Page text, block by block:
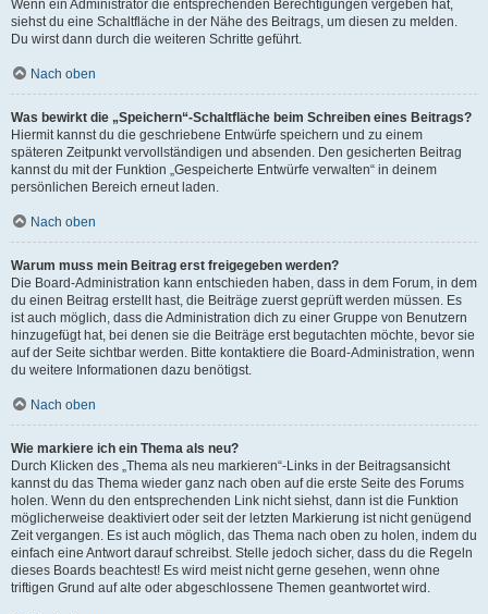
Wenn ein Administrator die entsprechenden Berechtigungen vergeben hat,
siehst du eine Schaltfläche in der Nähe des Beitrags, um diesen zu melden.
Du wirst dann durch die weiteren Schritte geführt.
Nach oben
Was bewirkt die „Speichern“-Schaltfläche beim Schreiben eines Beitrags?
Hiermit kannst du die geschriebene Entwürfe speichern und zu einem
späteren Zeitpunkt vervollständigen und absenden. Den gesicherten Beitrag
kannst du mit der Funktion „Gespeicherte Entwürfe verwalten“ in deinem
persönlichen Bereich erneut laden.
Nach oben
Warum muss mein Beitrag erst freigegeben werden?
Die Board-Administration kann entschieden haben, dass in dem Forum, in dem
du einen Beitrag erstellt hast, die Beiträge zuerst geprüft werden müssen. Es
ist auch möglich, dass die Administration dich zu einer Gruppe von Benutzern
hinzugefügt hat, bei denen sie die Beiträge erst begutachten möchte, bevor sie
auf der Seite sichtbar werden. Bitte kontaktiere die Board-Administration, wenn
du weitere Informationen dazu benötigst.
Nach oben
Wie markiere ich ein Thema als neu?
Durch Klicken des „Thema als neu markieren“-Links in der Beitragsansicht
kannst du das Thema wieder ganz nach oben auf die erste Seite des Forums
holen. Wenn du den entsprechenden Link nicht siehst, dann ist die Funktion
möglicherweise deaktiviert oder seit der letzten Markierung ist nicht genügend
Zeit vergangen. Es ist auch möglich, das Thema nach oben zu holen, indem du
einfach eine Antwort darauf schreibst. Stelle jedoch sicher, dass du die Regeln
dieses Boards beachtest! Es wird meist nicht gerne gesehen, wenn ohne
triftigen Grund auf alte oder abgeschlossene Themen geantwortet wird.